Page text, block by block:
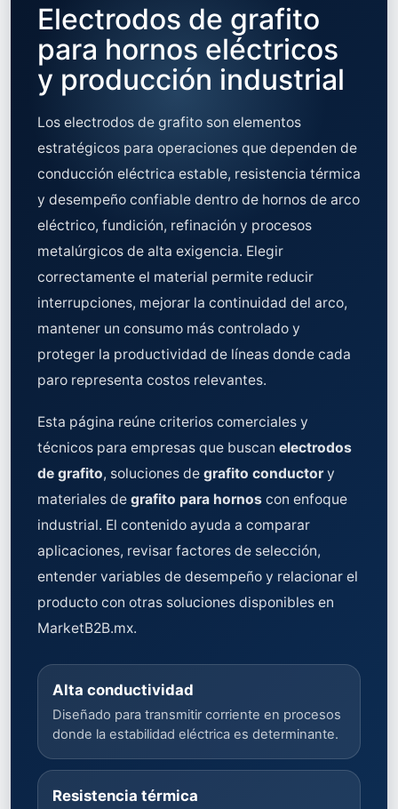
Electrodos de grafito
para hornos eléctricos
y producción industrial
Los electrodos de grafito son elementos
estratégicos para operaciones que dependen de
conducción eléctrica estable, resistencia térmica
y desempeño confiable dentro de hornos de arco
eléctrico, fundición, refinación y procesos
metalúrgicos de alta exigencia. Elegir
correctamente el material permite reducir
interrupciones, mejorar la continuidad del arco,
mantener un consumo más controlado y
proteger la productividad de líneas donde cada
paro representa costos relevantes.
Esta página reúne criterios comerciales y
técnicos para empresas que buscan electrodos
de grafito, soluciones de grafito conductory
materiales de grafito para hornos con enfoque
industrial. El contenido ayuda a comparar
aplicaciones, revisar factores de selección,
entender variables de desempeño y relacionar el
producto con otras soluciones disponibles en
MarketB2B.mx.
Alta conductividad
Diseñado para transmitir corriente en procesos
donde la estabilidad eléctrica es determinante.
Resistencia térmica